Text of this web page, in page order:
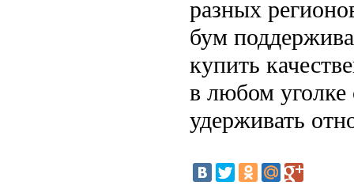
разных
бум
купить
в любом уголке
удерживать